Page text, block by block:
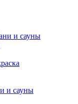
и сауны
и сауны